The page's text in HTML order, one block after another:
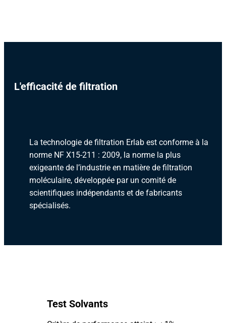
L'efficacité de filtration
La technologie de filtration Erlab est conforme à la
norme NF X15-211 : 2009, la norme la plus
exigeante de l’industrie en matière de filtration
moléculaire, développée par un comité de
scientifiques indépendants et de fabricants
spécialisés.
Test Solvants